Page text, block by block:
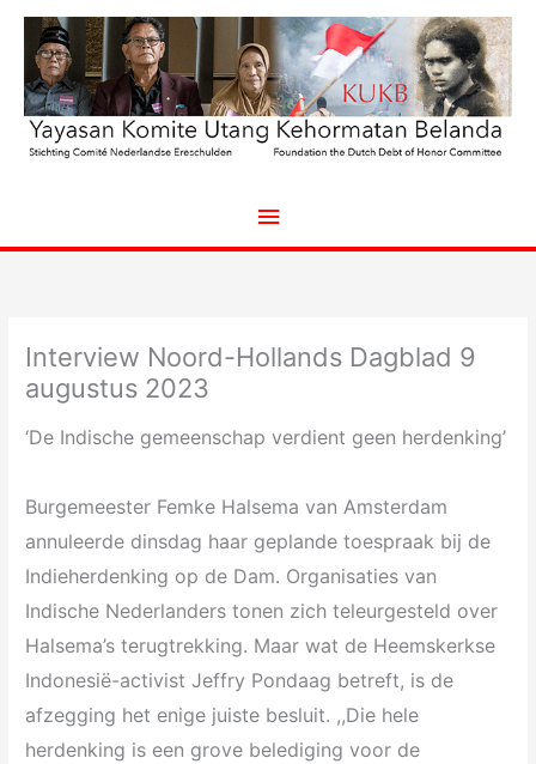
inhoud
Hoofdmenu
Interview Noord-Hollands Dagblad 9
augustus 2023
‘De Indische gemeenschap verdient geen herdenking’
Burgemeester Femke Halsema van Amsterdam
annuleerde dinsdag haar geplande toespraak bij de
Indieherdenking op de Dam. Organisaties van
Indische Nederlanders tonen zich teleurgesteld over
Halsema’s terugtrekking. Maar wat de Heemskerkse
Indonesië-activist Jeffry Pondaag betreft, is de
afzegging het enige juiste besluit. ,,Die hele
herdenking is een grove belediging voor de